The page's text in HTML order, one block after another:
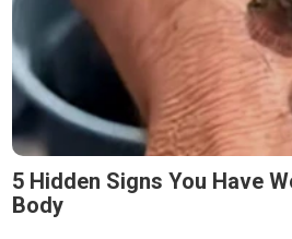
5 Hidden Signs You Have
Body